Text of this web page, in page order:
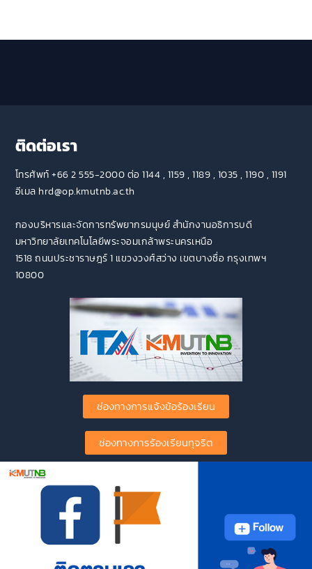
ติดต่อเรา
โทรศัพท์ +66 2 555-2000 ต่อ 1144 , 1159 , 1189 , 1035 , 1190 , 1191
อีเมล hrd@op.kmutnb.ac.th
กองบริหารและจัดการทรัพยากรมนุษย์ สำนักงานอธิการบดี
มหาวิทยาลัยเทคโนโลยีพระจอมเกล้าพระนครเหนือ
1518 ถนนประชาราษฎร์ 1 แขวงวงศ์สว่าง เขตบางซื่อ กรุงเทพฯ
10800
ช่องทางการแจ้งข้อร้องเรียน
ช่องทางการร้องเรียนทุจริต